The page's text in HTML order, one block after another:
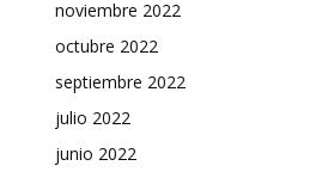
noviembre 2022
octubre 2022
septiembre 2022
julio 2022
junio 2022